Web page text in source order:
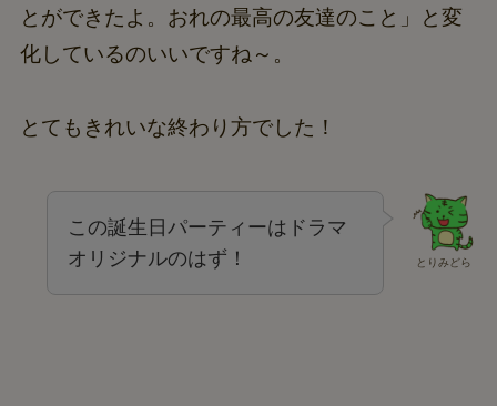
とができたよ。おれの最高の友達のこと」と変
化しているのいいですね～。
とてもきれいな終わり方でした！
とりみどら
この誕生日パーティーはドラマ
オリジナルのはず！